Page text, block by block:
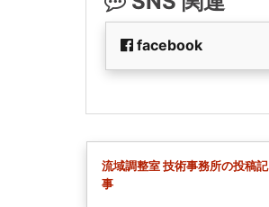
facebook
流域調整室 技術事務所の投稿記
事